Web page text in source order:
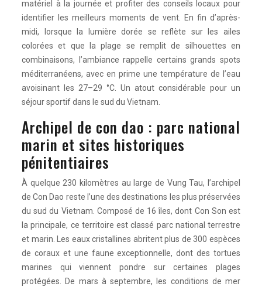
matériel à la journée et profiter des conseils locaux pour
identifier les meilleurs moments de vent. En fin d’après-
midi, lorsque la lumière dorée se reflète sur les ailes
colorées et que la plage se remplit de silhouettes en
combinaisons, l’ambiance rappelle certains grands spots
méditerranéens, avec en prime une température de l’eau
avoisinant les 27–29 °C. Un atout considérable pour un
séjour sportif dans le sud du Vietnam.
Archipel de con dao : parc national
marin et sites historiques
pénitentiaires
À quelque 230 kilomètres au large de Vung Tau, l’archipel
de Con Dao reste l’une des destinations les plus préservées
du sud du Vietnam. Composé de 16 îles, dont Con Son est
la principale, ce territoire est classé parc national terrestre
et marin. Les eaux cristallines abritent plus de 300 espèces
de coraux et une faune exceptionnelle, dont des tortues
marines qui viennent pondre sur certaines plages
protégées. De mars à septembre, les conditions de mer